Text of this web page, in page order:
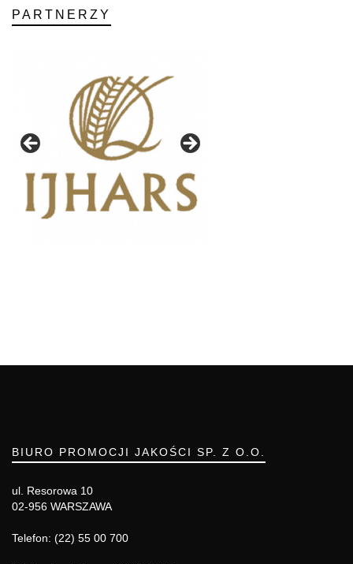
PARTNERZY
BIURO PROMOCJI JAKOŚCI SP. Z O.O.
ul. Resorowa 10
02-956 WARSZAWA
Telefon: (22) 55 00 700